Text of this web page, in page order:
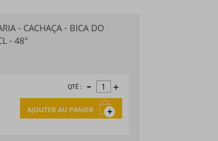
- CACHAÇA - BICA DO
- 48°
QTÉ : - +
AJOUTER AU PANIER